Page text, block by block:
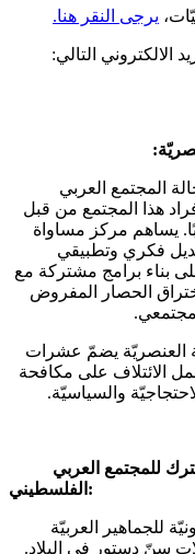
يرجى النقر هنا.
الالكتروني التالي:
المجتمع العربي
هذا المجتمع من قبل
يساهم مركز مساواة
فكري وتطبيقي
بناء برامج مشتركة مع
الحصار المفروض
العنصريّة يضمّ عشرات
الائتلاف على مكافحة
والسياسيّة.
الفلسطيني:
للجماهير العربيّة
سنّ دستور في البلاد.